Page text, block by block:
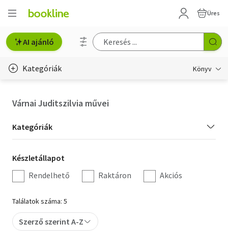
Üres
AI ajánló
Kategóriák Könyv
Hobbi, szabadidő
Irodalom
Művészet
Szakkönyv
Várnai Juditszilvia művei
Kategória
szűrés
Kategóriák
Készletállapot
szűrés
Készletállapot
Rendelhető
Raktáron Akciós
Találatok száma: 5
Szerző szerint A-Z